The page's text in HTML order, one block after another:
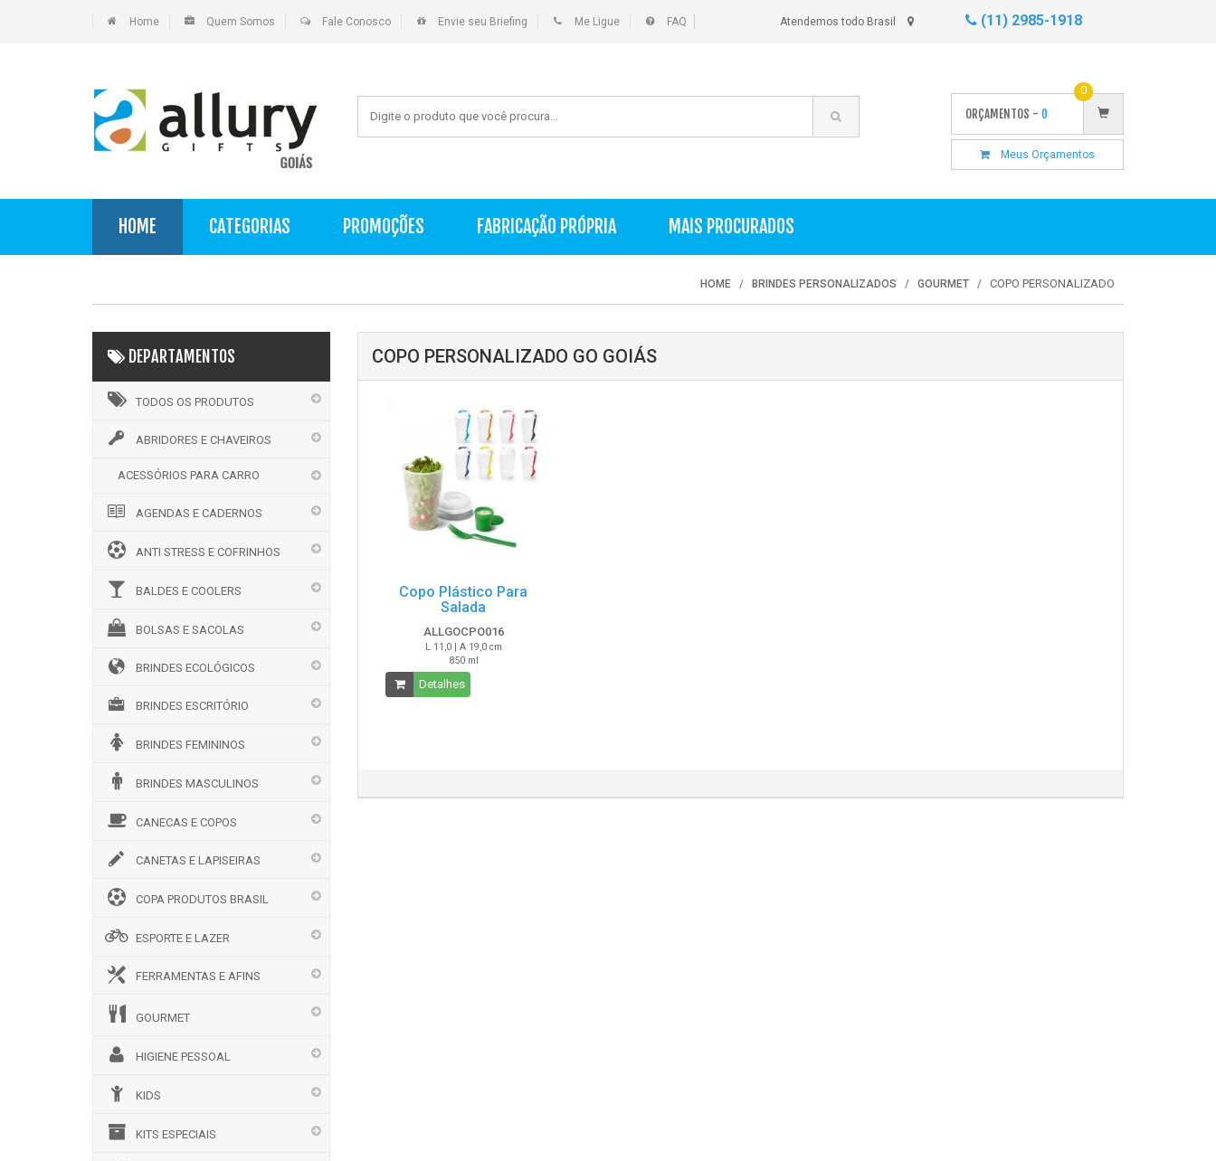
Home Quem Somos Fale Conosco Envie seu Briefing Me Ligue FAQ Atendemos todo Brasil (11) 2985-1918
ORÇAMENTOS - 0
0
Meus Orçamentos
HOME CATEGORIAS PROMOÇÕES FABRICAÇÃO PRÓPRIA MAIS PROCURADOS
HOME BRINDES PERSONALIZADOS GOURMET COPO PERSONALIZADO
DEPARTAMENTOS
TODOS OS PRODUTOS
ABRIDORES E CHAVEIROS
ACESSÓRIOS PARA CARRO
AGENDAS E CADERNOS
ANTI STRESS E COFRINHOS
BALDES E COOLERS
BOLSAS E SACOLAS
BRINDES ECOLÓGICOS
BRINDES ESCRITÓRIO
BRINDES FEMININOS
BRINDES MASCULINOS
CANECAS E COPOS
CANETAS E LAPISEIRAS
COPA PRODUTOS BRASIL
ESPORTE E LAZER
FERRAMENTAS E AFINS
GOURMET
HIGIENE PESSOAL
KIDS
KITS ESPECIAIS
COPO PERSONALIZADO GO GOIÁS
Copo Plástico Para
Salada
ALLGOCPO016
L 11,0 | A 19,0 cm
850 ml
Detalhes